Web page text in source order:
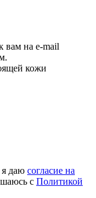
вам на e-mail
кожи
я даю согласие на
с Политикой